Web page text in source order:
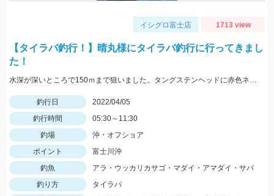
イシグロ富士店 1713 view
【タイラバ釣行！】晴丸様にタイラバ釣行に行ってきまし
た！
水深が深いところで150ｍまで狙いました。タングステンヘッドに赤色ネクタイ・オレンジネクタイのカーリーがオススメ！
釣行日
2022/04/05
釣行時間
05:30～11:30
釣場
沖・オフショア
ポイント
富士川沖
釣魚
アラ・ウッカリカサゴ・マダイ・アマダイ・サバ
釣り方
タイラバ